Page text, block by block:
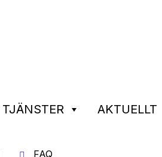
TJÄNSTER AKTUELLT
FAQ